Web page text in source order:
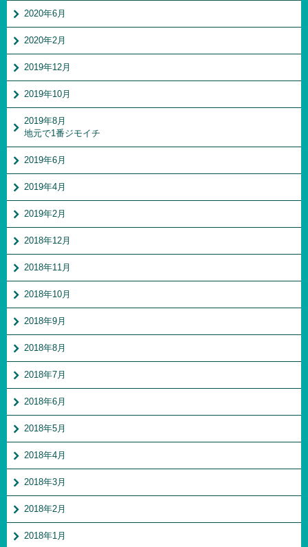
2020年6月
2020年2月
2019年12月
2019年10月
2019年8月
地元で1番ジモイチ
2019年6月
2019年4月
2019年2月
2018年12月
2018年11月
2018年10月
2018年9月
2018年8月
2018年7月
2018年6月
2018年5月
2018年4月
2018年3月
2018年2月
2018年1月